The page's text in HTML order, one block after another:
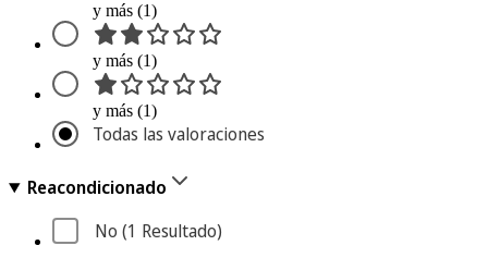
y más (1)
y más (1)
y más (1)
Todas las valoraciones
Reacondicionado
No (1 Resultado)